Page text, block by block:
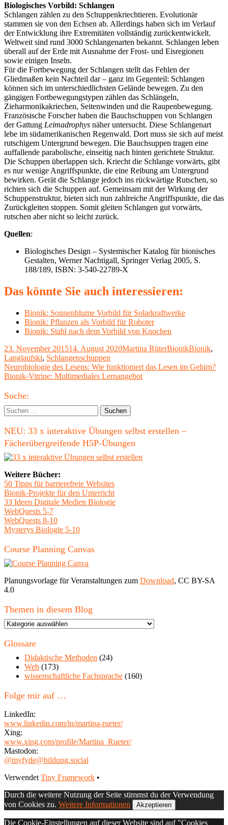
Biologisches Vorbild: Schlangen
Schlangen zählen zu den Schuppenkriechtieren. Evolutionär
stammen sie von den Echsen ab. Allerdings haben sich im Verlauf
der Entwicklung ihre Extremitäten vollständig zurückentwickelt.
Weltweit sind rund 3000 Schlangenarten bekannt. Schlangen leben
überall auf der Erde mit Ausnahme der Frost- und Eisregionen
sowie einigen Inseln.
Für die Fortbewegung der Schlangen stellt das Fehlen der
Gliedmaßen kein Nachteil dar – ganz im Gegenteil: Schlangen
können sich im unterschiedlichsten Gelände bewegen. Zu den
gängigen Fortbewegungstypen zählen das Schlängeln,
Zieharmonikakriechen, Seitenwinden und die Raupenbewegung.
Französische Forscher haben die Bauchschuppen von Schlangen
der Gattung Leimadrophys näher untersucht. Diese Schlangenart
lebe im südamerikanischen Regenwald. Dort muss sie sich auf meist
rutschigem Untergrund bewegen. Die Bauchsuppen tragen eine
auffallende parabolische, einseitig nach hinten gerichtete Struktur.
Die Schuppen überlappen sich. Kriecht die Schlange vorwärts, gibt
es nur wenige Angriffspunkte, die eine Reibung am Untergrund
bewirken. Gerät die Schlange jedoch ins rückwärtige Rutschen, so
richten sich die Schuppen auf. Gemeinsam mit der Wirkung der
Schuppenstruktur, bieten sich nun zahlreiche Angriffspunkte, die das
Zurückgleiten stoppen. Somit gleiten Schlangen gut vorwärts,
rutschen aber nicht so leicht zurück.
Quellen:
Biologisches Design – Systemischer Katalog für bionisches
Gestalten, Werner Nachtigall, Springer Verlag 2005, S.
188/189, ISBN: 3-540-22789-X
Das könnte Sie auch interessieren:
Bionik: Sonnenblume Vorbild für Solarkraftwerke
Bionik: Pflanzen als Vorbild für Roboter
Bionik: Stahl nach dem Vorbild von Knochen
Veröffentlicht
am
23. November 201514. August 2020Autor
Martina RüterKategorien
BionikBionik,
Langlaufski, Schlangenschuppen
Beitragsnavigation
Vorheriger
Beitrag:
Neurobiologie des Lesens: Wie funktioniert das Lesen im Gehirn?
Nächster
Bionik-Vitrine: Multimediales Lernangebot
Haupt-
Seitenleiste
Suche:
Suchen
nach:
NEU: 33 x interaktive Übungen selbst erstellen –
Fächerübergreifende H5P-Übungen
Weitere Bücher:
50 Tipps für barrierefreie Websites
Bionik-Projekte für den Unterricht
33 Ideen Digitale Medien Biologie
WebQuests 5-7
WebQuests 8-10
Mysterys Biologie 5-10
Course Planning Canvas
Planungsvorlage für Veranstaltungen zum Download, CC BY-SA
4.0
Themen in diesem Blog
Themen
diesem
Glossare
Didaktische Methoden (24)
Web (173)
wissenschaftliche Fachsprache (160)
Folge mir auf …
LinkedIn:
www.linkedin.com/in/martina-rueter/
Xing:
www.xing.com/profile/Martina_Rueter/
Mastodon:
@myfyde@bildung.social
Footer
Inhalt
Verwendet Tiny Framework •
Durch die weitere Nutzung der Seite stimmst du der Verwendung
von Cookies zu. Weitere Informationen Akzeptieren
Die Cookie-Einstellungen auf dieser Website sind auf "Cookies